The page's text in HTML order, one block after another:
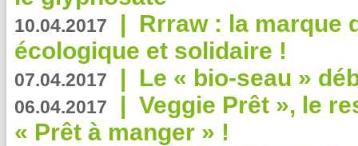
10.04.2017 | Rrraw : la marque
écologique et solidaire !
07.04.2017 | Le « bio-seau »
06.04.2017 | Veggie Prêt », le
« Prêt à manger » !